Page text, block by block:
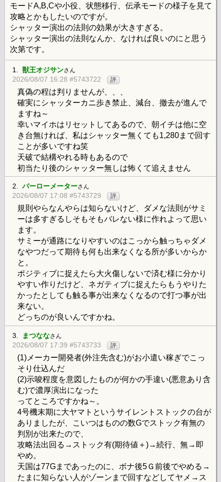
モードA,B,Cや小役、状態移行、伝承モードの様子を見て
攻略とかもしたいのですが。
シャッター演出の法則の効果が大きすぎる。
シャッター演出の法則なんか、なければ良いのにと思う
次第です。
1. 獣王オジサンさん
2026/08/07 16:28 #5743722 評
真偽の程は判りませんが、、、
確実にシャッターカニ歩き禁止、減台、撤去が進んで
ますね～
幸いマイホはリセットしてあるので、朝イチは他に空
き台無ければ、私はシャッター無くても1,280まで回す
ことが多いですね笑
天破で結構やれる時もあるので
初当たり後のシャッター無しは怖くて追えません
2. バーローメーターさん
2026/08/07 17:08 #5743729 評
規則やらなんやらは知らないけど、ダメな法則がサミ
ーは多すぎるしそもそもバレない様に作れよって思い
ます。
サミーが通路になりやすいのはこっから触っちゃダメ
なやつだって期待も何も出来なくなる所が多いからか
と。
ポジティブに捉えたら大火傷しないで済む様に分かり
やすい作りだけど、ネガティブに捉えたらもうやりた
かったとしても触る事が出来なくなるので打つ事が出
来ない。
どっちのが良いんですかね。
3. まつななさん
2026/08/07 17:39 #5743733 評
(1)メーカー開発者(外注先含む)がお小遣い稼ぎでこっ
そり仕込んだ
(2)示唆程度を意図したものが何かの手違い(悪意あり含
む)で濃厚演出になった
ってところですかね～。
4号機末期に大ヤマトというサイレントストックの台が
ありましたが、こいつはものの数Gでストック有無の
判別が出来たので、
攻略法出回る→ストック有(期待値＋)→続行、無→即
やめ。
天国は77Gまであったのに、ボナ後5Ｇ前後でやめる→
たまに知らない人がゾーンまで回すなどしてヤメ→ス